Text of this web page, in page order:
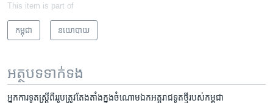
This item is part of
កម្ពុជា នយោបាយ
អត្ថបទ​ទាក់ទង
អ្នក​ការ​ទូត​ស្ត្រី​​​​ពីរ​រូប​ត្រូវ​តែងតាំង​ក្នុង​ចំណោម​ឯកអគ្គរាជទូត​ថ្មី​របស់​កម្ពុជា